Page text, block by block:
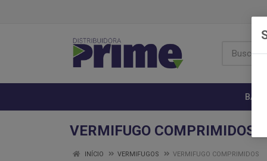
VERMIFUGO COMPRIMIDOS
INÍCIO VERMIFUGOS VERMIFUGO COMPRIMIDOS